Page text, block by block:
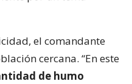
el comandante
cercana. “En este
de humo